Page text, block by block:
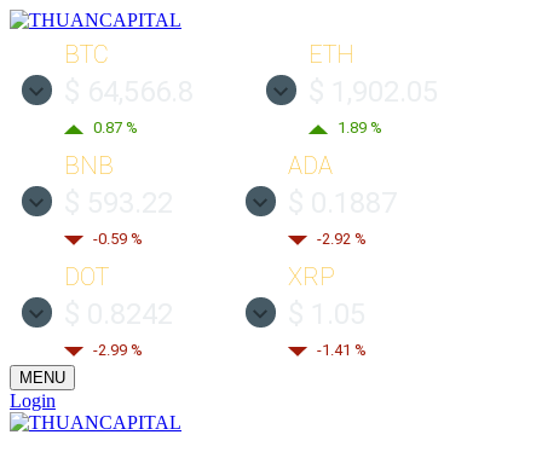
BTC
0.87 %
ETH
1.89 %
BNB
-0.59 %
ADA
-2.92 %
DOT
-2.99 %
XRP
-1.41 %
MENU
Login